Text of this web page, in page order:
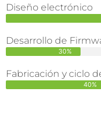
Diseño electrónico
Desarrollo de
30%
Fabricación y ciclo
40%